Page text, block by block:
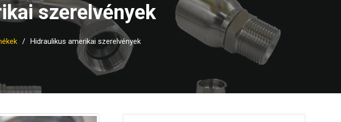
szerelvények
Hidraulikus amerikai szerelvények